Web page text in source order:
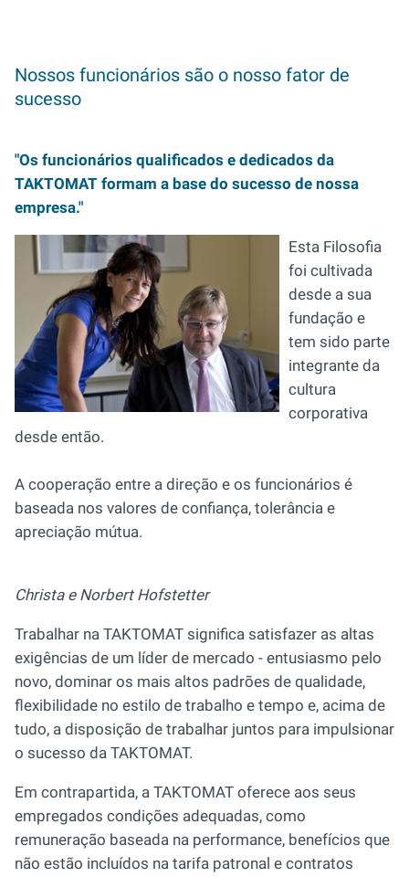
Nossos funcionários são o nosso fator de
sucesso
"Os funcionários qualificados e dedicados da
TAKTOMAT formam a base do sucesso de nossa
empresa."
Esta Filosofia
foi cultivada
desde a sua
fundação e
tem sido parte
integrante da
cultura
corporativa
desde então.
A cooperação entre a direção e os funcionários é
baseada nos valores de confiança, tolerância e
apreciação mútua.
Christa e Norbert Hofstetter
Trabalhar na TAKTOMAT significa satisfazer as altas
exigências de um líder de mercado - entusiasmo pelo
novo, dominar os mais altos padrões de qualidade,
flexibilidade no estilo de trabalho e tempo e, acima de
tudo, a disposição de trabalhar juntos para impulsionar
o sucesso da TAKTOMAT.
Em contrapartida, a TAKTOMAT oferece aos seus
empregados condições adequadas, como
remuneração baseada na performance, benefícios que
não estão incluídos na tarifa patronal e contratos